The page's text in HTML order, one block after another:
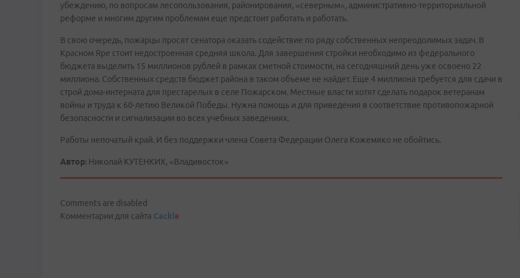
убеждению, по вопросам лесопользования, районирования, «северным», административно-территориальной
реформе и многим другим проблемам еще предстоит работать и работать.
В свою очередь, пожарцы просят сенатора оказать содействие по ряду собственных непреодолимых задач. В
Красном Яре стоит недостроенная средняя школа. Для завершения стройки необходимо из федерального
бюджета выделить 15 миллионов рублей в рамках сметной стоимости, на сегодняшний день уже освоено 22
миллиона. Собственных средств бюджет района в таком объеме не найдет. Еще 4 миллиона требуется для сдачи в
строй дома-интерната для престарелых в селе Пожарском. Местные власти хотят сделать подарок ветеранам
войны и труда к 60-летию Великой Победы. Нужна помощь и для приведения в соответствие противопожарной
безопасности и сигнализации во всех учебных заведениях.
Работы непочатый край. И без поддержки члена Совета Федерации Олега Кожемяко не обойтись.
Автор: Николай КУТЕНКИХ, «Владивосток»
Comments are disabled
Комментарии для сайта Cackle